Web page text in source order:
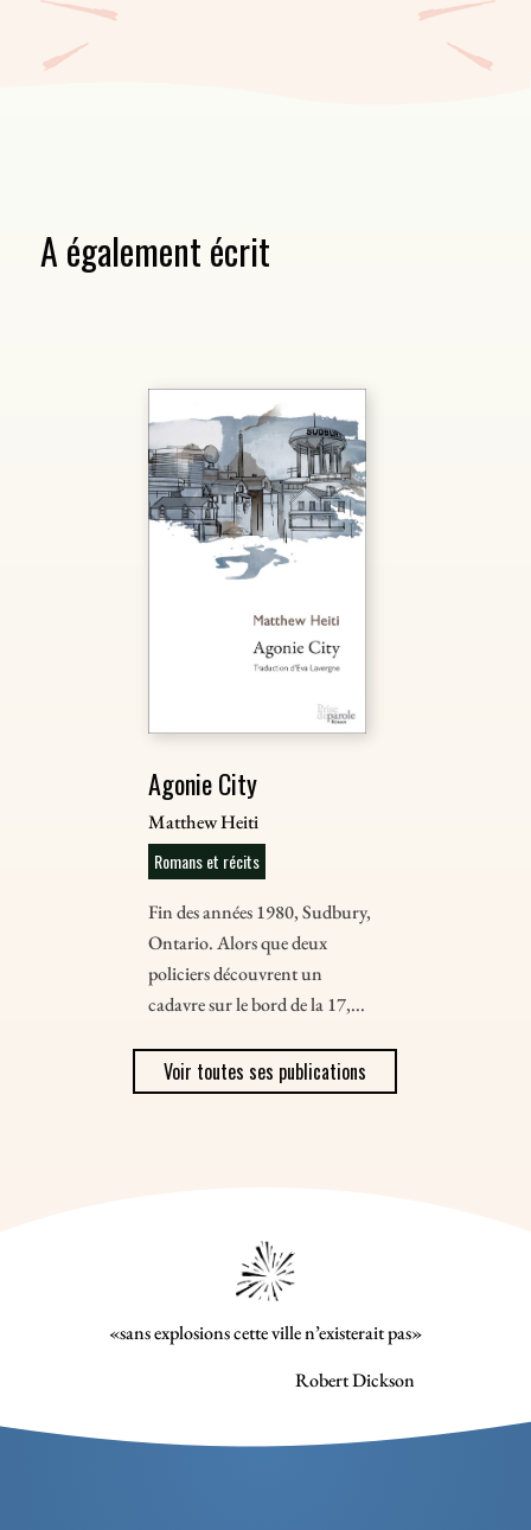
A également écrit
Agonie City
Matthew Heiti
Romans et récits
Fin des années 1980, Sudbury,
Ontario. Alors que deux
policiers découvrent un
cadavre sur le bord de la 17,...
Voir toutes ses publications
«sans explosions cette ville n’existerait pas»
Robert Dickson